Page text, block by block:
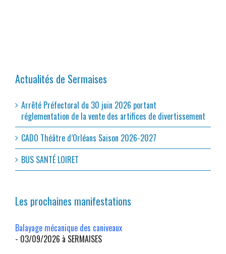
Actualités de Sermaises
Arrêté Préfectoral du 30 juin 2026 portant
réglementation de la vente des artifices de divertissement
CADO Théâtre d’Orléans Saison 2026-2027
BUS SANTÉ LOIRET
Les prochaines manifestations
Balayage mécanique des caniveaux
- 03/09/2026 à SERMAISES